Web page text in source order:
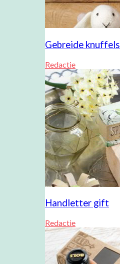
Gebreide knuffels
Redactie
Handletter gift
Redactie